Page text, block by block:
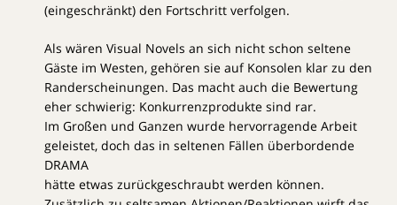
(eingeschränkt) den Fortschritt verfolgen.
Als wären Visual Novels an sich nicht schon seltene
Gäste im Westen, gehören sie auf Konsolen klar zu den
Randerscheinungen. Das macht auch die Bewertung
eher schwierig: Konkurrenzprodukte sind rar.
Im Großen und Ganzen wurde hervorragende Arbeit
geleistet, doch das in seltenen Fällen überbordende
DRAMA
hätte etwas zurückgeschraubt werden können.